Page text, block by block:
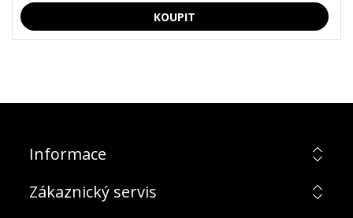
Informace
Zákaznický servis